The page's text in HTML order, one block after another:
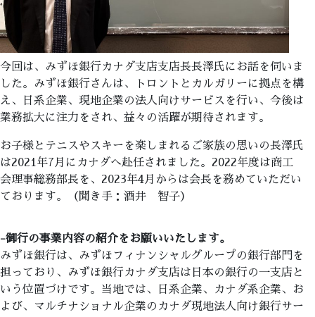
今回は、みずほ銀行カナダ支店支店長長澤氏にお話を伺いま
した。みずほ銀行さんは、トロントとカルガリーに拠点を構
え、日系企業、現地企業の法人向けサービスを行い、今後は
業務拡大に注力をされ、益々の活躍が期待されます。
お子様とテニスやスキーを楽しまれるご家族の思いの長澤氏
は2021年7月にカナダへ赴任されました。2022年度は商工
会理事総務部長を、2023年4月からは会長を務めていただい
ております。（聞き手：酒井 智子）
-御行の事業内容の紹介をお願いいたします。
みずほ銀行は、みずほフィナンシャルグループの銀行部門を
担っており、みずほ銀行カナダ支店は日本の銀行の一支店と
いう位置づけです。当地では、日系企業、カナダ系企業、お
よび、マルチナショナル企業のカナダ現地法人向け銀行サー